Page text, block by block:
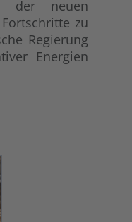
der neuen
zu
Regierung
Energien